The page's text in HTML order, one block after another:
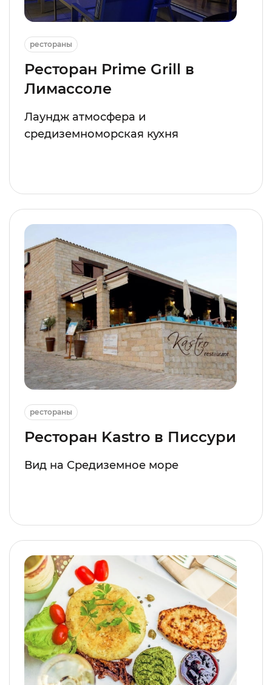
рестораны
Ресторан Prime Grill в
Лимассоле
Лаундж атмосфера и
средиземноморская кухня
рестораны
Ресторан Kastro в Писсури
Вид на Средиземное море